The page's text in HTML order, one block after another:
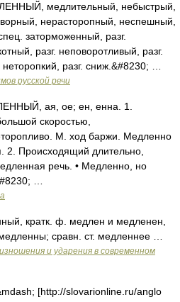
медлительный, небыстрый,
нерасторопный, неспешный,
заторможенный, разг.
разг. неповоротливый, разг.
разг. сниж.&#8230; …
русской речи
ая, ое; ен, енна. 1.
скоростью,
М. ход баржи. Медленно
2. Происходящий длительно,
речь. • Медленно, но
…
кратк. ф. медлен и медленен,
сравн. ст. медленнее …
и ударения в современном
[http://slovarionline.ru/anglo